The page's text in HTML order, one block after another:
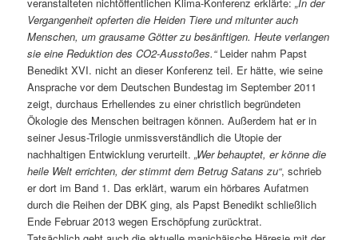
Vergangenheit opferten die Heiden Tiere und mitunter auch
Menschen, um grausame Götter zu besänftigen. Heute verlangen
sie eine Reduktion des CO2-Ausstoßes.“Leider nahm Papst
Benedikt XVI. nicht an dieser Konferenz teil. Er hätte, wie seine
Ansprache vor dem Deutschen Bundestag im September 2011
zeigt, durchaus Erhellendes zu einer christlich begründeten
Ökologie des Menschen beitragen können. Außerdem hat er in
seiner Jesus-Trilogie unmissverständlich die Utopie der
nachhaltigen Entwicklung verurteilt.„Wer behauptet, er könne die
heile Welt errichten, der stimmt dem Betrug Satans zu“, schrieb
er dort im Band 1. Das erklärt, warum ein hörbares Aufatmen
durch die Reihen der DBK ging, als Papst Benedikt schließlich
Ende Februar 2013 wegen Erschöpfung zurücktrat.